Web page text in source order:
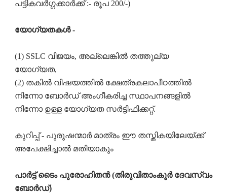
പട്ടികവർഗ്ഗക്കാർക്ക് :- രൂപ 200/-)
യോഗ്യതകൾ -
(1) SSLC വിജയം, അല്ലെങ്കിൽ തത്തുല്യ
യോഗ്യത,
(2) തകിൽ വിഷയത്തിൽ ക്ഷേത്രകലാപീഠത്തിൽ
നിന്നോ ബോർഡ് അംഗീകരിച്ച സ്ഥാപനങ്ങളിൽ
നിന്നോ ഉള്ള യോഗ്യത സർട്ടിഫിക്കറ്റ്.
കുറിപ്പ് - പുരുഷന്മാർ മാത്രം ഈ തസ്തികയിലേയ്ക്ക്
അപേക്ഷിച്ചാൽ മതിയാകും
പാർട്ട് ടൈം പുരോഹിതൻ (തിരുവിതാംകൂർ ദേവസ്വം
ബോർഡ്)